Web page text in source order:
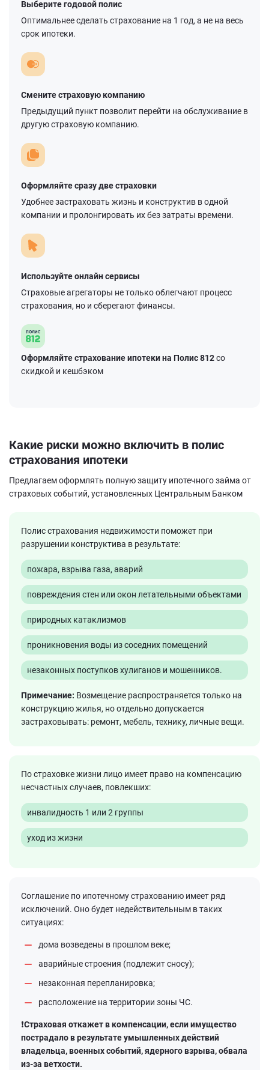
Выберите годовой полис
Оптимальнее сделать страхование на 1 год, а не на весь
срок ипотеки.
Смените страховую компанию
Предыдущий пункт позволит перейти на обслуживание в
другую страховую компанию.
Оформляйте сразу две страховки
Удобнее застраховать жизнь и конструктив в одной
компании и пролонгировать их без затраты времени.
Используйте онлайн сервисы
Страховые агрегаторы не только облегчают процесс
страхования, но и сберегают финансы.
Оформляйте страхование ипотеки на Полис 812со
скидкой и кешбэком
Какие риски можно включить в полис
страхования ипотеки
Предлагаем оформлять полную защиту ипотечного займа от
страховых событий, установленных Центральным Банком
Полис страхования недвижимости поможет при
разрушении конструктива в результате:
пожара, взрыва газа, аварий
повреждения стен или окон летательными объектами
природных катаклизмов
проникновения воды из соседних помещений
незаконных поступков хулиганов и мошенников.
Примечание: Возмещение распространяется только на
конструкцию жилья, но отдельно допускается
застраховывать: ремонт, мебель, технику, личные вещи.
По страховке жизни лицо имеет право на компенсацию
несчастных случаев, повлекших:
инвалидность 1 или 2 группы
уход из жизни
Соглашение по ипотечному страхованию имеет ряд
исключений. Оно будет недействительным в таких
ситуациях:
дома возведены в прошлом веке;
аварийные строения (подлежит сносу);
незаконная перепланировка;
расположение на территории зоны ЧС.
❗Cтраховая откажет в компенсации, если имущество
пострадало в результате умышленных действий
владельца, военных событий, ядерного взрыва, обвала
из-за ветхости.